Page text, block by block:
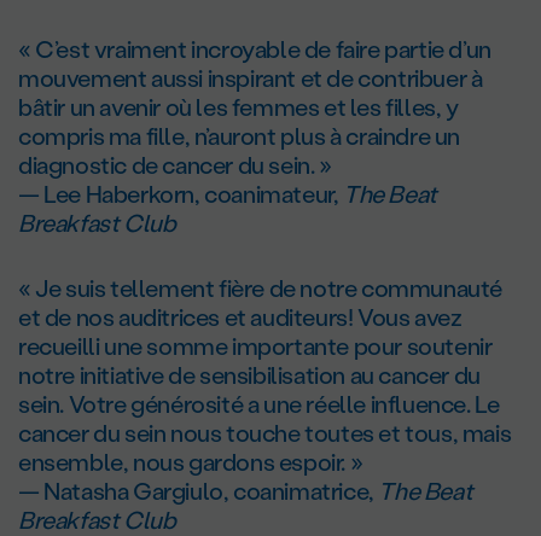
« C’est vraiment incroyable de faire partie d’un
mouvement aussi inspirant et de contribuer à
bâtir un avenir où les femmes et les filles, y
compris ma fille, n’auront plus à craindre un
diagnostic de cancer du sein. »
— Lee Haberkorn, coanimateur, The Beat
Breakfast Club
« Je suis tellement fière de notre communauté
et de nos auditrices et auditeurs! Vous avez
recueilli une somme importante pour soutenir
notre initiative de sensibilisation au cancer du
sein. Votre générosité a une réelle influence. Le
cancer du sein nous touche toutes et tous, mais
ensemble, nous gardons espoir. »
— Natasha Gargiulo, coanimatrice, The Beat
Breakfast Club